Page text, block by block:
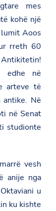
mes
kohë një
Aoos
rreth 60
edhe në
arteve të
Në
në Senat
studionte
vesh
anije nga
u
ku kishte